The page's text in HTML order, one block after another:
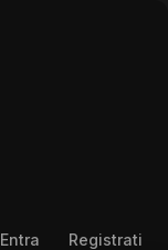
Entra Registrati